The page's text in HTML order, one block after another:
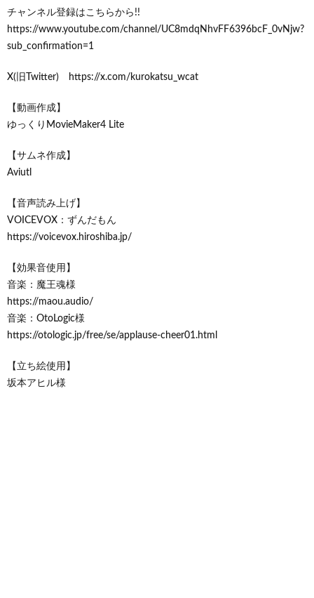
チャンネル登録はこちらから!!
https://www.youtube.com/channel/UC8mdqNhvFF6396bcF_0vNjw?
sub_confirmation=1
X(旧Twitter) https://x.com/kurokatsu_wcat
【動画作成】
ゆっくりMovieMaker4 Lite
【サムネ作成】
Aviutl
【音声読み上げ】
VOICEVOX：ずんだもん
https://voicevox.hiroshiba.jp/
【効果音使用】
音楽：魔王魂様
https://maou.audio/
音楽：OtoLogic様
https://otologic.jp/free/se/applause-cheer01.html
【立ち絵使用】
坂本アヒル様